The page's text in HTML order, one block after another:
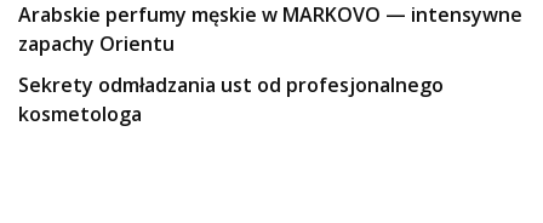
Arabskie perfumy męskie w MARKOVO — intensywne
zapachy Orientu
Sekrety odmładzania ust od profesjonalnego
kosmetologa